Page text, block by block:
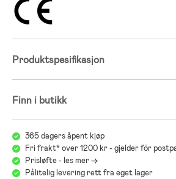
Produktspesifikasjon
Finn i butikk
365 dagers åpent kjøp
Fri frakt* over 1200 kr - gjelder för
Prisløfte - les mer ->
Pålitelig levering rett fra eget lager